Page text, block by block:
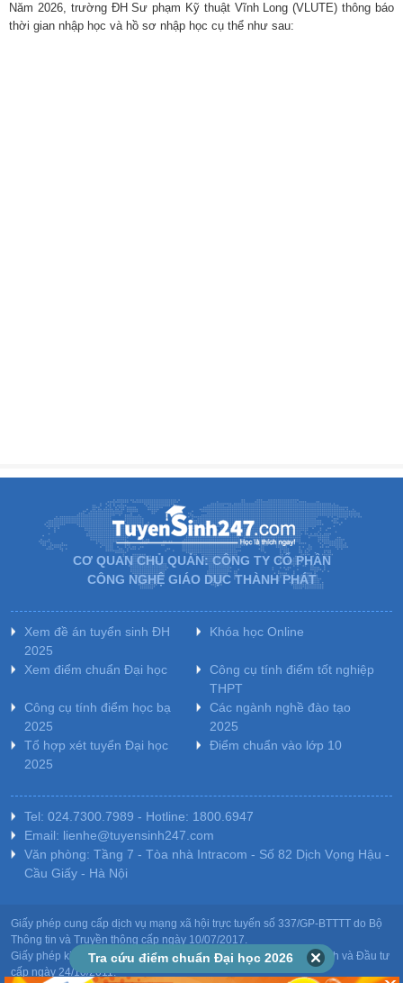
Năm 2026, trường ĐH Sư phạm Kỹ thuật Vĩnh Long (VLUTE) thông báo
thời gian nhập học và hồ sơ nhập học cụ thể như sau:
CƠ QUAN CHỦ QUẢN: CÔNG TY CỔ PHẦN
CÔNG NGHỆ GIÁO DỤC THÀNH PHÁT
Xem đề án tuyển sinh ĐH
2025
Khóa học Online
Xem điểm chuẩn Đại học
Công cụ tính điểm tốt nghiệp
THPT
Công cụ tính điểm học bạ
2025
Các ngành nghề đào tạo
2025
Tổ hợp xét tuyển Đại học
2025
Điểm chuẩn vào lớp 10
Tel: 024.7300.7989 - Hotline: 1800.6947
Email: lienhe@tuyensinh247.com
Văn phòng: Tầng 7 - Tòa nhà Intracom - Số 82 Dịch Vọng Hậu -
Cầu Giấy - Hà Nội
Giấy phép cung cấp dịch vụ mạng xã hội trực tuyến số 337/GP-BTTTT do Bộ
Thông tin và Truyền thông cấp ngày 10/07/2017.
Giấy phép kinh doanh giáo dục: MST-0106478082 do Sở Kế hoạch và Đầu tư
cấp ngày 24/10/2011.
Tra cứu điểm chuẩn Đại học 2026